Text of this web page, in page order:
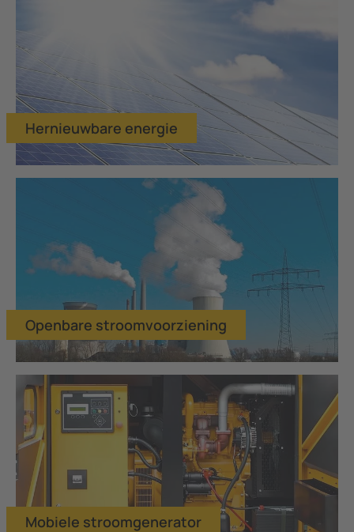
Hernieuwbare energie
Openbare stroomvoorziening
Mobiele stroomgenerator